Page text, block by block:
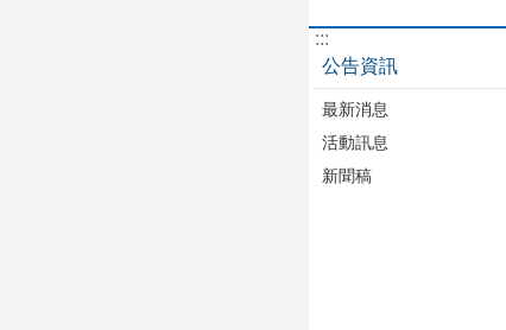
:::
公告資訊
最新消息
活動訊息
新聞稿